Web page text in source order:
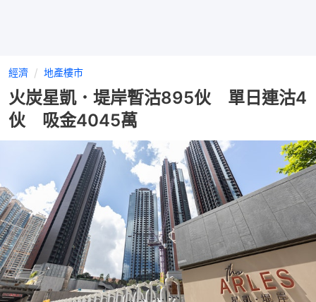
經濟 地產樓市
火炭星凱．堤岸暫沽895伙 單日連沽4
伙 吸金4045萬